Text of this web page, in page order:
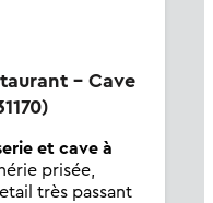
et cave à
prisée,
très passant